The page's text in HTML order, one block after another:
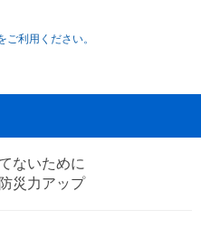
利用ください。
ないために
災力アップ